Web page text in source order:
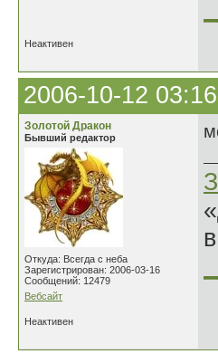
Неактивен
2006-10-12
Золотой Дракон
Бывший редактор
Откуда: Всегда с неба
Зарегистрирован: 2006-03-16
Сообщений: 12479
Вебсайт
Неактивен